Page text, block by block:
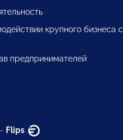
крупного бизнеса с
предпринимателей
Flips